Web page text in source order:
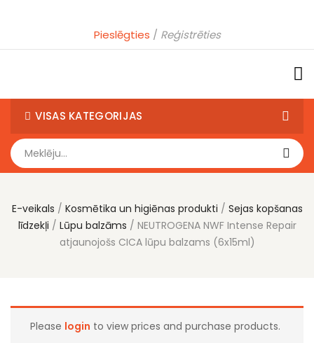
Pieslēgties Reģistrēties
VISAS KATEGORIJAS
E-veikals Kosmētika un higiēnas produkti
Sejas kopšanas
līdzekļi
Lūpu balzāms
NEUTROGENA NWF Intense Repair
atjaunojošs CICA lūpu balzams (6x15ml)
Please login to view prices and purchase products.